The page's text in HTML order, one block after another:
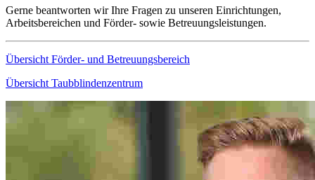
Gerne beantworten wir Ihre Fragen zu unseren Einrichtungen,
Arbeitsbereichen und Förder- sowie Betreuungsleistungen.
Übersicht Förder- und Betreuungsbereich
Übersicht Taubblindenzentrum